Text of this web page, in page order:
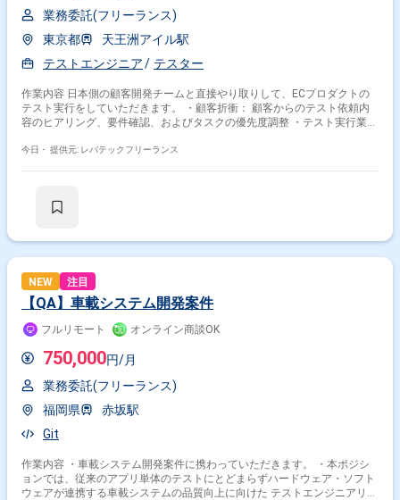
業務委託(フリーランス)
東京都
天王洲アイル駅
テストエンジニア
テスター
作業内容 日本側の顧客開発チームと直接やり取りして、ECプロダクトの
テスト実行をしていただきます。 ・顧客折衝： 顧客からのテスト依頼内
容のヒアリング、要件確認、およびタスクの優先度調整 ・テスト実行業
現確認、原因の切り分け、および開発チームへの報告・連携 ・品質改善提
今日・ 提供元: レバテックフリーランス
NEW 注目
【QA】車載システム開発案件
フルリモート オンライン商談OK
750,000円/月
業務委託(フリーランス)
福岡県
赤坂駅
Git
作業内容 ・車載システム開発案件に携わっていただきます。 ・本ポジシ
ョンでは、従来のアプリ単体のテストにとどまらずハードウェア・ソフト
ウェアが連携する車載システムの品質向上に向けた テストエンジニアリン